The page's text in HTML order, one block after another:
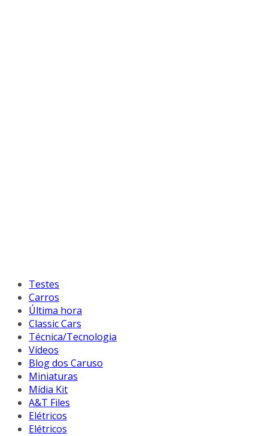
Testes
Carros
Última hora
Classic Cars
Técnica/Tecnologia
Vídeos
Blog dos Caruso
Miniaturas
Mídia Kit
A&T Files
Elétricos
Elétricos